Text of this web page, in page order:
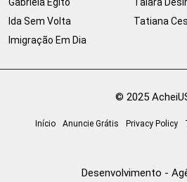
Gabriela Egito
Ida Sem Volta
Imigração Em Dia
Taiara
Tatiana
© 2025
Início Anuncie Grátis Privacy Policy
Desenvolvimento -